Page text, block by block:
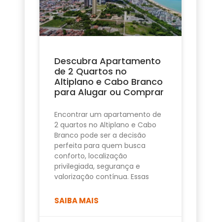
Descubra Apartamento
de 2 Quartos no
Altiplano e Cabo Branco
para Alugar ou Comprar
Encontrar um apartamento de
2 quartos no Altiplano e Cabo
Branco pode ser a decisão
perfeita para quem busca
conforto, localização
privilegiada, segurança e
valorização contínua. Essas
SAIBA MAIS